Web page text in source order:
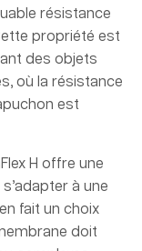
résistance
propriété est
des objets
où la résistance
est
H offre une
à une
fait un choix
doit